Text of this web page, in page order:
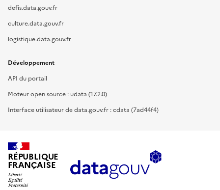
defis.data.gouv.fr
culture.data.gouv.fr
logistique.data.gouv.fr
Développement
API du portail
Moteur open source : udata (17.2.0)
Interface utilisateur de data.gouv.fr : cdata (7ad44f4)
RÉPUBLIQUE
FRANÇAISE